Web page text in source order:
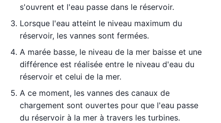
s'ouvrent et l'eau passe dans le réservoir.
Lorsque l'eau atteint le niveau maximum du
réservoir, les vannes sont fermées.
A marée basse, le niveau de la mer baisse et une
différence est réalisée entre le niveau d'eau du
réservoir et celui de la mer.
A ce moment, les vannes des canaux de
chargement sont ouvertes pour que l'eau passe
du réservoir à la mer à travers les turbines.